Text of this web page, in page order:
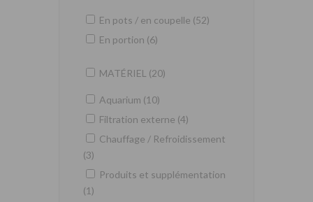
En pots / en coupelle (52)
En portion (6)
MATÉRIEL (20)
Aquarium (10)
Filtration externe (4)
Chauffage / Refroidissement
(3)
Produits et supplémentation
(1)